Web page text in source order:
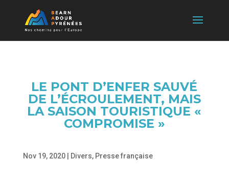
LE PONT D’ENFER SAUVÉ
DE L’ÉCROULEMENT, MAIS
LA SAISON TOURISTIQUE «
COMPROMISE »
Nov 19, 2020| Divers, Presse française